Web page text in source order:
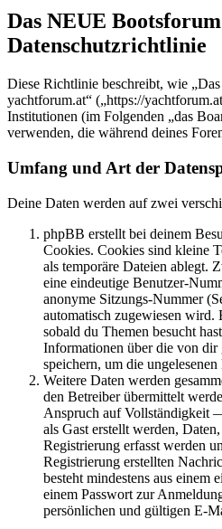
Das NEUE
Datenschutzrichtlinie
Diese Richtlinie beschreibt, wie
yachtforum.at“ („https://
Institutionen (im Folgenden „das
verwenden, die während deines
Umfang und Art der
Deine Daten werden auf zwei
phpBB erstellt bei deinem
Cookies. Cookies sind kleine
als temporäre Dateien ablegt.
eine eindeutige Benutzer-
anonyme Sitzungs-Nummer
automatisch zugewiesen
sobald du Themen besucht
Informationen über die von dir
speichern, um die
Weitere Daten werden
den Betreiber übermittelt
Anspruch auf Vollständigkeit
als Gast erstellt werden,
Registrierung erfasst werden
Registrierung erstellten
besteht mindestens aus einem
einem Passwort zur
persönlichen und gültigen E-